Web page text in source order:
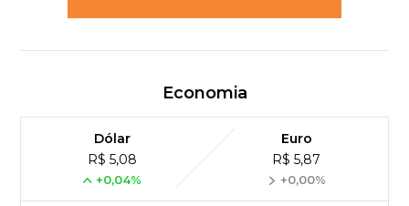
Economia
Dólar
R$ 5,08
+0,04%
Euro
R$ 5,87
+0,00%